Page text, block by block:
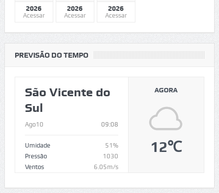
2026
Acessar
2026
Acessar
2026
Acessar
PREVISÃO DO TEMPO
São Vicente do
Sul
Ago10 09:08
Umidade
51%
Pressão
1030
Ventos
6.05m/s
AGORA
12℃